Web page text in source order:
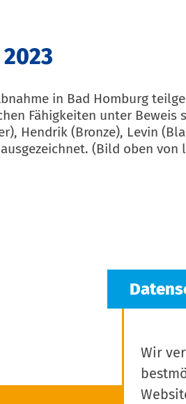
in Bad Homburg
Fähigkeiten unter
Hendrik (Bronze), Levin
(Bild oben von
Wir